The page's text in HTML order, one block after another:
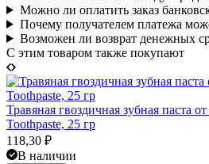
Можно ли оплатить заказ
Почему получателем платежа
Возможен ли возврат денежных
C этим товаром также покупают
Травяная гвоздичная зубная паста
Toothpaste, 25 гр
118,30 ₽
В наличии